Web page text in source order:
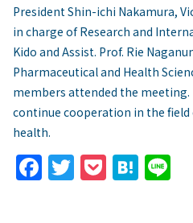
President Shin-ichi Nakamura,
in charge of Research and
Kido and Assist. Prof. Rie
Pharmaceutical and Health
members attended the
continue cooperation in the field
health.
F T P H